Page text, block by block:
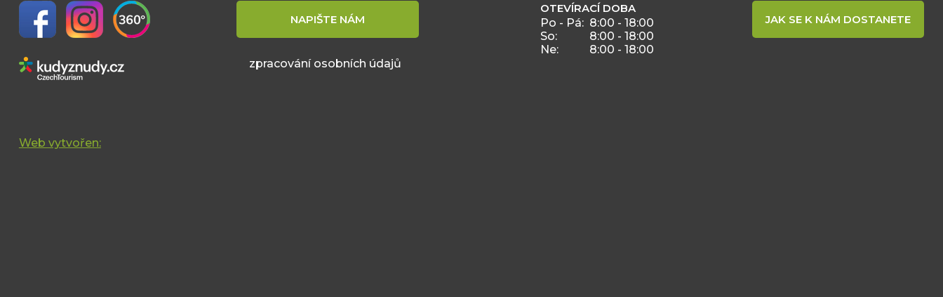
NAPIŠTE NÁM
zpracování osobních údajů
OTEVÍRACÍ DOBA
Po - Pá: 8:00 - 18:00
So:
8:00 - 18:00
Ne:
8:00 - 18:00
JAK SE K NÁM DOSTANETE
Web vytvořen: